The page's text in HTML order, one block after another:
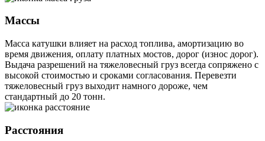
Массы
Масса катушки влияет на расход топлива, амортизацию во
время движения, оплату платных мостов, дорог (износ дорог).
Выдача разрешений на тяжеловесный груз всегда сопряжено с
высокой стоимостью и сроками согласования. Перевезти
тяжеловесный груз выходит намного дороже, чем
стандартный до 20 тонн.
Расстояния